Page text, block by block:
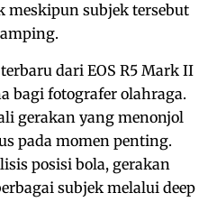
meskipun subjek tersebut
dari EOS R5 Mark II
bagi fotografer olahraga.
gerakan yang menonjol
pada momen penting.
posisi bola, gerakan
subjek melalui deep